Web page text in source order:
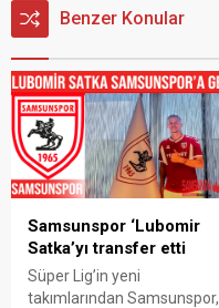
Benzer Konular
Samsunspor ‘Lubomir
Satka’yı transfer etti
Süper Lig’in yeni
takımlarından Samsunspor,